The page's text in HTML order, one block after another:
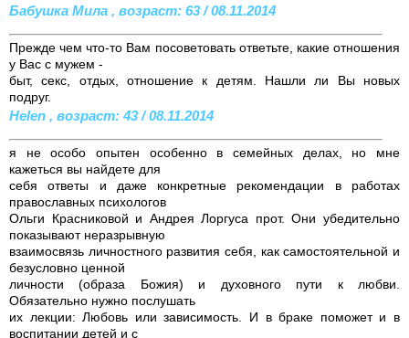
Бабушка Мила , возраст: 63 / 08.11.2014
Прежде чем что-то Вам посоветовать ответьте, какие отношения
у Вас с мужем -
быт, секс, отдых, отношение к детям. Нашли ли Вы новых
подруг.
Helen , возраст: 43 / 08.11.2014
я не особо опытен особенно в семейных делах, но мне
кажеться вы найдете для
себя ответы и даже конкретные рекомендации в работах
православных психологов
Ольги Красниковой и Андрея Лоргуса прот. Они убедительно
показывают неразрывную
взаимосвязь личностного развития себя, как самостоятельной и
безусловно ценной
личности (образа Божия) и духовного пути к любви.
Обязательно нужно послушать
их лекции: Любовь или зависимость. И в браке поможет и в
воспитании детей и с